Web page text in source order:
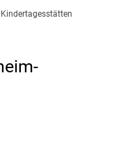
Kindertagesstätten